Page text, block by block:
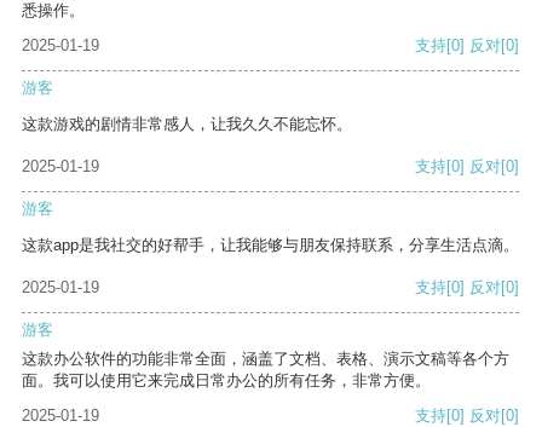
悉操作。
2025-01-19
支持[0] 反对[0]
游客
这款游戏的剧情非常感人，让我久久不能忘怀。
2025-01-19 支持[0] 反对[0]
游客
这款app是我社交的好帮手，让我能够与朋友保持联系，分享生活点滴。
2025-01-19 支持[0] 反对[0]
游客
这款办公软件的功能非常全面，涵盖了文档、表格、演示文稿等各个方
面。我可以使用它来完成日常办公的所有任务，非常方便。
2025-01-19
支持[0] 反对[0]